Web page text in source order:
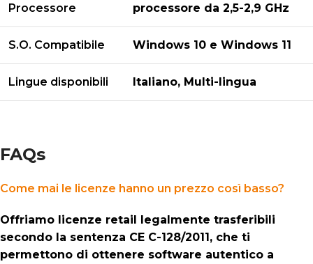
Processore processore da 2,5-2,9 GHz
S.O. Compatibile Windows 10 e Windows 11
Lingue disponibili Italiano, Multi-lingua
FAQs
Come mai le licenze hanno un prezzo così basso?
Offriamo licenze retail legalmente trasferibili
secondo la sentenza CE C-128/2011, che ti
permettono di ottenere software autentico a